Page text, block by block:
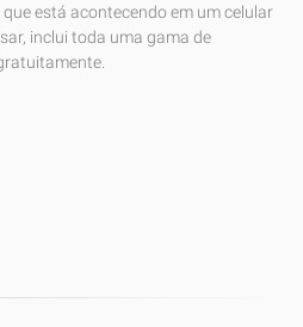
está acontecendo em um celular
inclui toda uma gama de